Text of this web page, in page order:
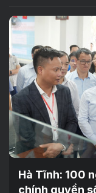
Hà Tĩnh: 100
chính quyền